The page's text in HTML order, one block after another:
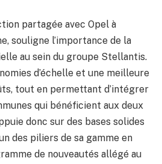
partagée avec Opel à
souligne l’importance de la
au sein du groupe Stellantis.
d’échelle et une meilleure
tout en permettant d’intégrer
qui bénéficient aux deux
donc sur des bases solides
des piliers de sa gamme en
de nouveautés allégé au